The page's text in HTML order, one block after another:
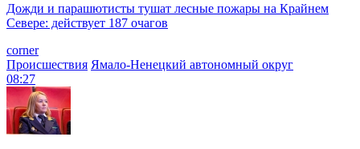
Дожди и парашютисты тушат лесные пожары на Крайнем
Севере: действует 187 очагов
corner
Происшествия Ямало-Ненецкий автономный округ
08:27